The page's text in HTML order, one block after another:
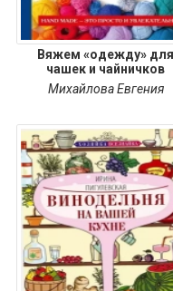
Вяжем «одежду» для
чашек и чайничков
Михайлова Евгения